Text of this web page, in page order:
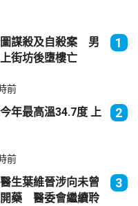
謀殺及自殺案 男
街坊後墮樓亡
1
前
年最高溫34.7度 上
2
前
生葉維晉涉向未曾
開藥 醫委會繼續聆
3